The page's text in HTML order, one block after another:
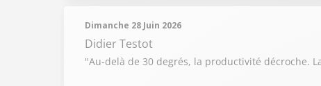
Dimanche 28 Juin 2026
Didier Testot
"Au-delà de 30 degrés, la productivité décroche.